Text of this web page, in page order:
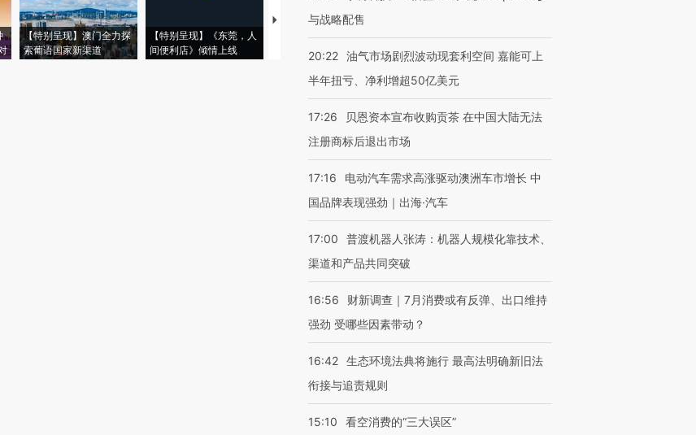
【特别呈现】澳门全力探
索葡语国家新渠道
【特别呈现】《东莞，人
间便利店》倾情上线
【推广】走进第四届链博
会，让数智科技“链”接产
【特别呈现】寻找100种
有意思的生活方式·第三对
CFO：不靠规模取胜，华
住三大增长引擎是什么？
与战略配售
20:22 油气市场剧烈波动现套利空间 嘉能可上
半年扭亏、净利增超50亿美元
17:26
贝恩资本宣布收购贡茶 在中国大陆无法
注册商标后退出市场
17:16
电动汽车需求高涨驱动澳洲车市增长 中
国品牌表现强劲｜出海·汽车
17:00
普渡机器人张涛：机器人规模化靠技术、
渠道和产品共同突破
16:56
财新调查｜7月消费或有反弹、出口维持
强劲 受哪些因素带动？
16:42 生态环境法典将施行 最高法明确新旧法
衔接与追责规则
15:10 看空消费的“三大误区”